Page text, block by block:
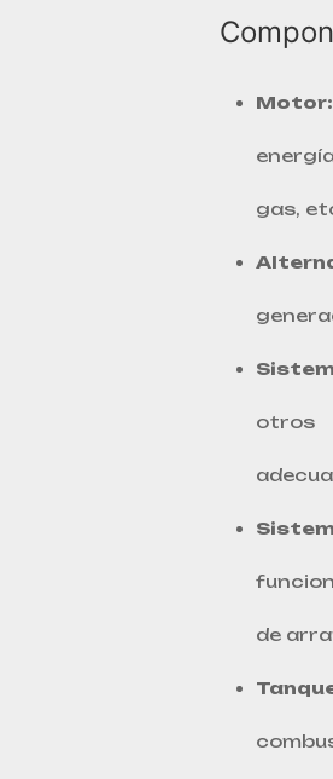
Motor:
gas,
otros
de